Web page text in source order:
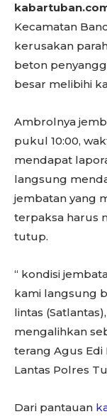
Kecamatan
kerusakan
beton
besar melibihi
Ambrolnya
pukul 10:00,
mendapat
langsung
jembatan yang
terpaksa harus
tutup.
“ kondisi
kami langsung
lintas
mengalihkan
terang Agus Edi
Lantas Polres
Dari pantauan